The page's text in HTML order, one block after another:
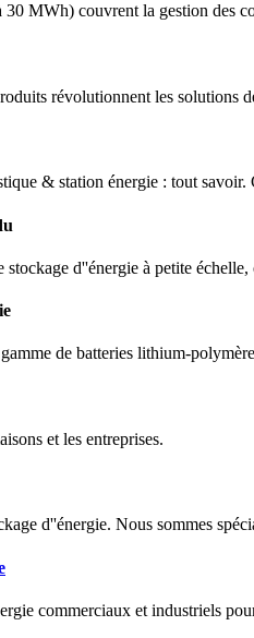
MWh) couvrent la gestion des
révolutionnent les solutions
& station énergie : tout
d''énergie à petite
de batteries lithium-
et les entreprises.
d''énergie. Nous sommes
commerciaux et industriels